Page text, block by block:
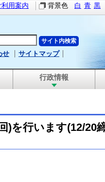
利用案内 背景色 白 青 黒
せ サイトマップ
行政情報
)を行います(12/20